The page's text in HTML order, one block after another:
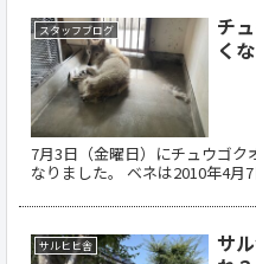
スタッフブログ
チ
く
7月3日（金曜日）にチュウゴク
なりました。 ベネは2010年4月
サルヒヒ舎
サ